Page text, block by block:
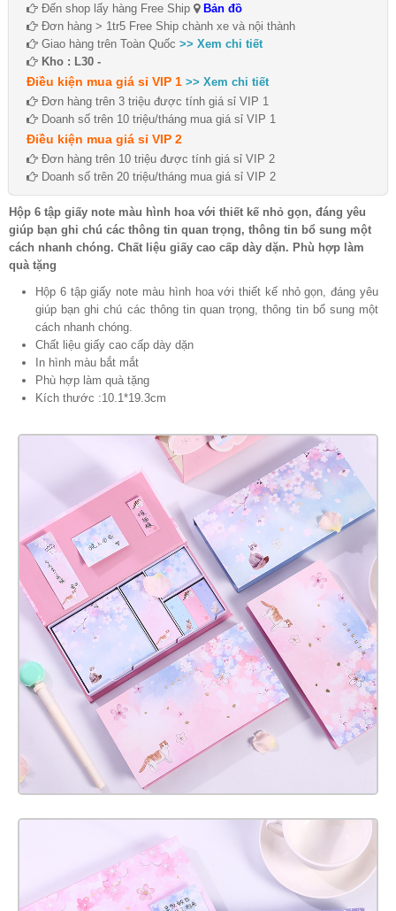
Đến shop lấy hàng Free Ship
Bản đồ
Đơn hàng > 1tr5 Free Ship chành xe và nội thành
Giao hàng trên Toàn Quốc >> Xem chi tiết
Kho : L30 -
Điều kiện mua giá sỉ VIP 1 >> Xem chi tiết
Đơn hàng trên 3 triệu được tính giá sỉ VIP 1
Doanh số trên 10 triệu/tháng mua giá sỉ VIP 1
Điều kiện mua giá sỉ VIP 2
Đơn hàng trên 10 triệu được tính giá sỉ VIP 2
Doanh số trên 20 triệu/tháng mua giá sỉ VIP 2
Hộp 6 tập giấy note màu hình hoa với thiết kế nhỏ gọn, đáng yêu
giúp bạn ghi chú các thông tin quan trọng, thông tin bổ sung một
cách nhanh chóng. Chất liệu giấy cao cấp dày dặn. Phù hợp làm
quà tặng
Hộp 6 tập giấy note màu hình hoa với thiết kế nhỏ gọn, đáng yêu
giúp bạn ghi chú các thông tin quan trọng, thông tin bổ sung một
cách nhanh chóng.
Chất liệu giấy cao cấp dày dặn
In hình màu bắt mắt
Phù hợp làm quà tặng
Kích thước :10.1*19.3cm